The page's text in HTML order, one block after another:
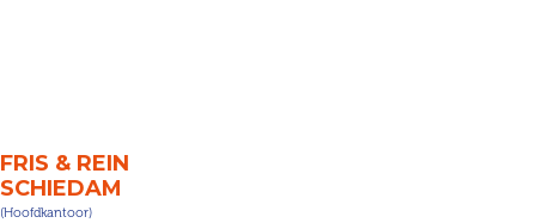
FRIS & REIN
SCHIEDAM
(Hoofdkantoor)